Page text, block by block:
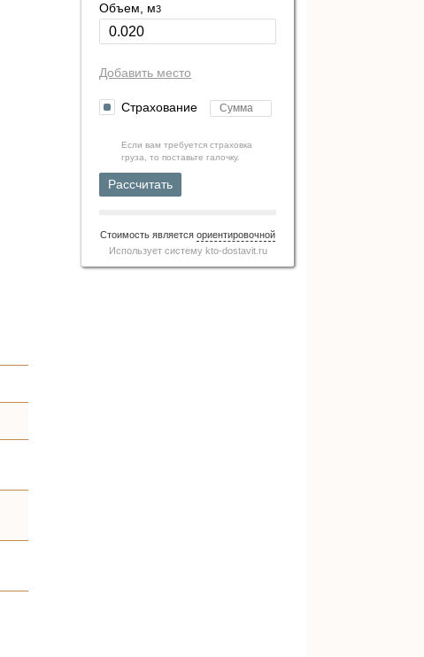
Объем, м3
Добавить место
Страхование
Если вам требуется страховка
груза, то поставьте галочку.
Рассчитать
Стоимость является ориентировочной
Использует систему kto-dostavit.ru